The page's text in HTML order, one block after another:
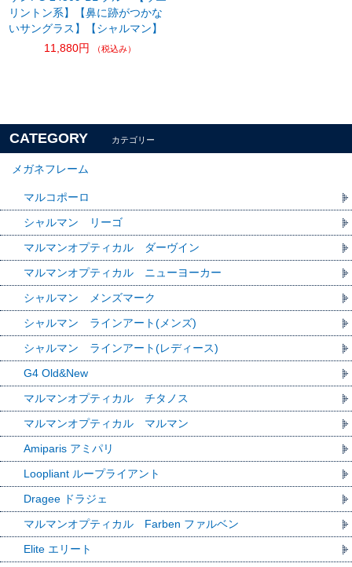
リントン系】【鼻に跡がつかな
いサングラス】【シャルマン】
11,880円
（税込み）
CATEGORY カテゴリー
メガネフレーム
マルコポーロ
シャルマン リーゴ
マルマンオプティカル ダーヴイン
マルマンオプティカル ニューヨーカー
シャルマン メンズマーク
シャルマン ラインアート(メンズ)
シャルマン ラインアート(レディース)
G4 Old&New
マルマンオプティカル チタノス
マルマンオプティカル マルマン
Amiparis アミパリ
Loopliant ループライアント
Dragee ドラジェ
マルマンオプティカル Farben ファルベン
Elite エリート